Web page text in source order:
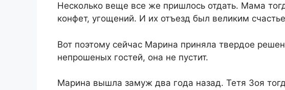
Несколько веще все же пришлось отдать. Мама
конфет, угощений. И их отъезд был великим
Вот поэтому сейчас Марина приняла твердое
непрошеных гостей, она не пустит.
Марина вышла замуж два года назад. Тетя Зоя